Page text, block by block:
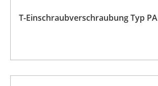
T-Einschraubverschraubung Typ PA